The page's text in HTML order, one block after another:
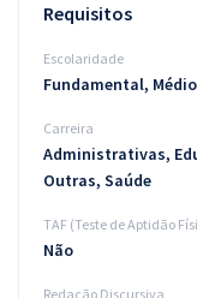
Requisitos
Escolaridade
Fundamental,
Carreira
Administrativas,
Outras, Saúde
TAF (Teste de Aptidão
Não
Redação Discursiva